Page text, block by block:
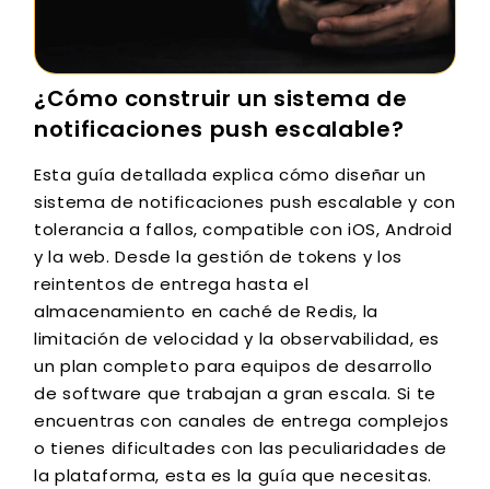
¿Cómo construir un sistema de
notificaciones push escalable?
Esta guía detallada explica cómo diseñar un
sistema de notificaciones push escalable y con
tolerancia a fallos, compatible con iOS, Android
y la web. Desde la gestión de tokens y los
reintentos de entrega hasta el
almacenamiento en caché de Redis, la
limitación de velocidad y la observabilidad, es
un plan completo para equipos de desarrollo
de software que trabajan a gran escala. Si te
encuentras con canales de entrega complejos
o tienes dificultades con las peculiaridades de
la plataforma, esta es la guía que necesitas.